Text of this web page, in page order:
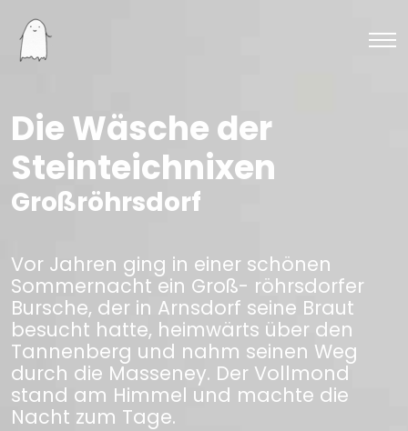
Die Wäsche der
Steinteichnixen
Großröhrsdorf
Vor Jahren ging in einer schönen
Sommernacht ein Groß- röhrsdorfer
Bursche, der in Arnsdorf seine Braut
besucht hatte, heimwärts über den
Tannenberg und nahm seinen Weg
durch die Masseney. Der Vollmond
stand am Himmel und machte die
Nacht zum Tage.